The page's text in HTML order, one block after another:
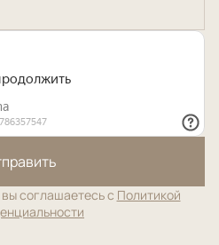
соглашаетесь с Политикой